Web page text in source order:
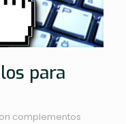
para
complementos